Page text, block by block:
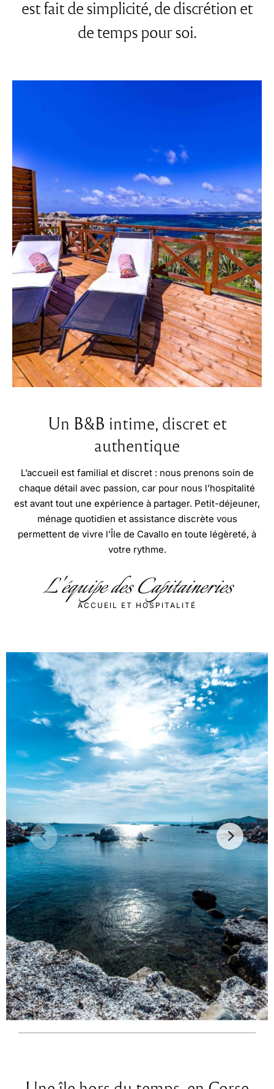
de temps pour soi.
authentique
L’accueil est familial et discret : nous prenons soin de
chaque détail avec passion, car pour nous l’hospitalité
est avant tout une expérience à partager. Petit-déjeuner,
ménage quotidien et assistance discrète vous
permettent de vivre l’Île de Cavallo en toute légèreté, à
votre rythme.
L'équipe des Capitaineries
ACCUEIL ET HOSPITALITÉ